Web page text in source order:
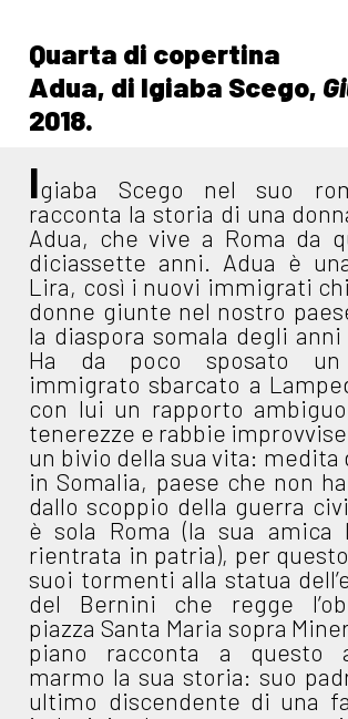
Quarta di copertina
Adua, di Igiaba Scego,
2018.
Igiaba Scego nel suo
racconta la storia di una
Adua, che vive a Roma da
diciassette anni. Adua è
Lira, così i nuovi immigrati
donne giunte nel nostro
la diaspora somala degli anni
Ha da poco sposato un
immigrato sbarcato a
con lui un rapporto
tenerezze e rabbie
un bivio della sua vita: medita
in Somalia, paese che non
dallo scoppio della guerra
è sola Roma (la sua amica
rientrata in patria), per
suoi tormenti alla statua
del Bernini che regge
piazza Santa Maria sopra
piano racconta a questo
marmo la sua storia: suo
ultimo discendente di una